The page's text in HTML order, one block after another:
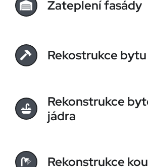
Zateplení fasády
Rekostrukce bytu
Rekonstrukce
jádra
Rekonstrukce